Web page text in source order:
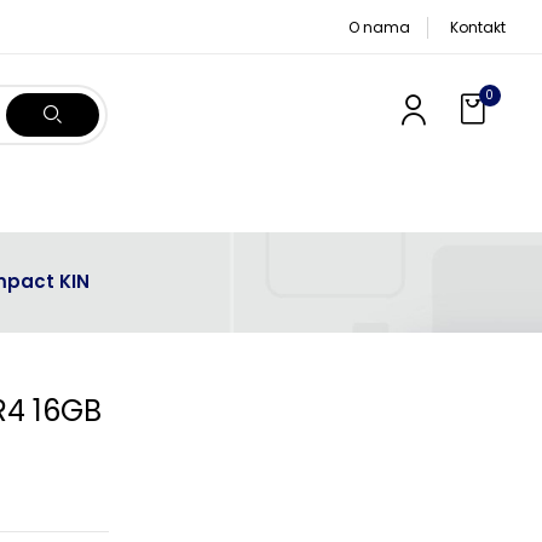
O nama Kontakt
0
KIN
16GB